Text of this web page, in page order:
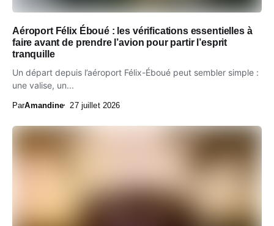
Aéroport Félix Éboué : les vérifications essentielles à
faire avant de prendre l’avion pour partir l’esprit
tranquille
Un départ depuis l’aéroport Félix-Éboué peut sembler simple :
une valise, un...
ParAmandine 27 juillet 2026